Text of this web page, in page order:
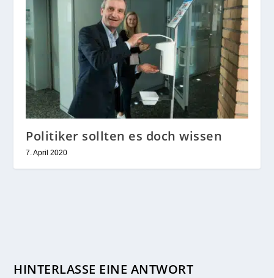
Politiker sollten es doch wissen
7. April 2020
HINTERLASSE EINE ANTWORT